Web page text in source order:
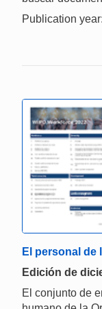
Publication
El personal de
Edición de
El conjunto de